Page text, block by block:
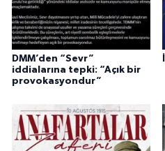
DMM’den “Sevr”
iddialarına tepki: “Açık bir
provokasyondur”